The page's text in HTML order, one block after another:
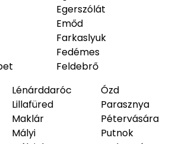
Egerszólát
Emőd
Farkaslyuk
Fedémes
Feldebrő
Lénárddaróc
Lillafüred
Maklár
Mályi
Ózd
Parasznya
Pétervására
Putnok